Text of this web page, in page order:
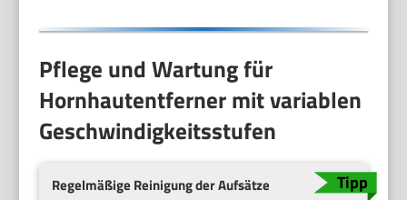
Pflege und Wartung für
Hornhautentferner mit variablen
Geschwindigkeitsstufen
Regelmäßige Reinigung der Aufsätze